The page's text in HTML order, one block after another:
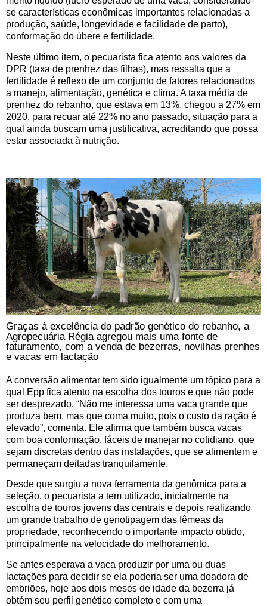
se características econômicas importantes relacionadas a
produção, saúde, longevidade e facilidade de parto),
conformação do úbere e fertilidade.
Neste último item, o pecuarista fica atento aos valores da
DPR (taxa de prenhez das filhas), mas ressalta que a
fertilidade é reflexo de um conjunto de fatores relacionados
a manejo, alimentação, genética e clima. A taxa média de
prenhez do rebanho, que estava em 13%, chegou a 27% em
2020, para recuar até 22% no ano passado, situação para a
qual ainda buscam uma justificativa, acreditando que possa
estar associada à nutrição.
Graças à excelência do padrão genético do rebanho, a
Agropecuária Régia agregou mais uma fonte de
faturamento, com a venda de bezerras, novilhas prenhes
e vacas em lactação
A conversão alimentar tem sido igualmente um tópico para a
qual Epp fica atento na escolha dos touros e que não pode
ser desprezado. “Não me interessa uma vaca grande que
produza bem, mas que coma muito, pois o custo da ração é
elevado”, comenta. Ele afirma que também busca vacas
com boa conformação, fáceis de manejar no cotidiano, que
sejam discretas dentro das instalações, que se alimentem e
permaneçam deitadas tranquilamente.
Desde que surgiu a nova ferramenta da genômica para a
seleção, o pecuarista a tem utilizado, inicialmente na
escolha de touros jovens das centrais e depois realizando
um grande trabalho de genotipagem das fêmeas da
propriedade, reconhecendo o importante impacto obtido,
principalmente na velocidade do melhoramento.
Se antes esperava a vaca produzir por uma ou duas
lactações para decidir se ela poderia ser uma doadora de
embriões, hoje aos dois meses de idade da bezerra já
obtém seu perfil genético completo e com uma